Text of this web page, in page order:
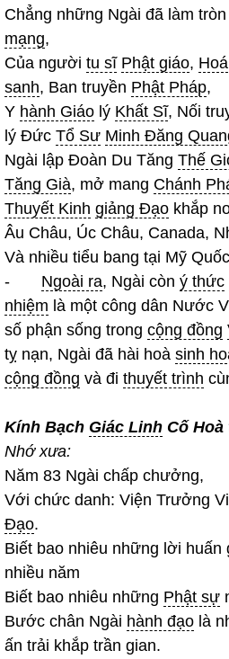
Chẳng những Ngài đã làm tròn
mạng,
Của người tu sĩ Phật giáo,
sanh, Ban truyền Phật Pháp,
Y hành Giáo lý Khất Sĩ, Nối
lý Đức Tổ Sư Minh Đăng
Ngài lập Đoàn Du Tăng Thế
Tăng Già, mở mang Chánh
Thuyết Kinh giảng Đạo khắp
Âu Châu, Úc Châu, Canada,
Và nhiều tiểu bang tại Mỹ
- Ngoài ra, Ngài còn ý thức
nhiệm là một công dân Nước
số phận sống trong cộng đồng
tỵ nạn, Ngài đã hài hoà sinh
cộng đồng và đi thuyết trình
Kính Bạch Giác Linh Cố
Nhớ xưa:
Năm 83 Ngài chấp chưởng,
Với chức danh: Viện Trưởng
Đạo.
Biết bao nhiêu những lời huấn
nhiều năm
Biết bao nhiêu những Phật sự
Bước chân Ngài hành đạo là
ấn trải khắp trần gian.